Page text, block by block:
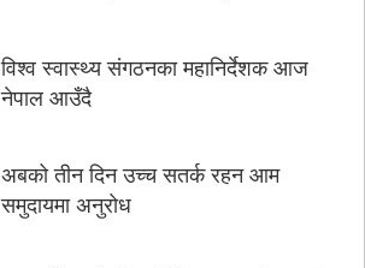
विश्व स्वास्थ्य संगठनका महानिर्देशक आज
नेपाल आउँदै
अबको तीन दिन उच्च सतर्क रहन आम
समुदायमा अनुरोध